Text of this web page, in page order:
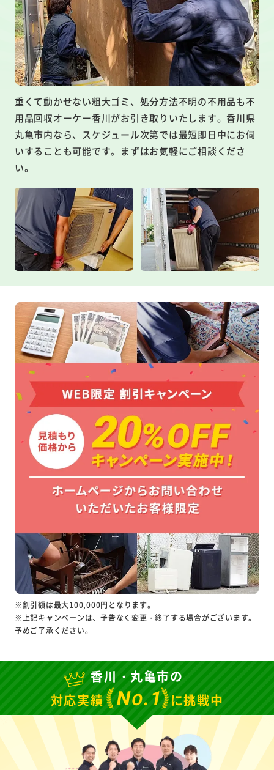
重くて動かせない粗大ゴミ、処分方法不明の不用品も不
用品回収オーケー香川がお引き取りいたします。香川県
丸亀市内なら、スケジュール次第では最短即日中にお伺
いすることも可能です。まずはお気軽にご相談くださ
い。
※割引額は最大100,000円となります。
※上記キャンペーンは、予告なく変更・終了する場合がございます。
予めご了承ください。
香川・丸亀市の
対応実績
NO.1 に挑戦中